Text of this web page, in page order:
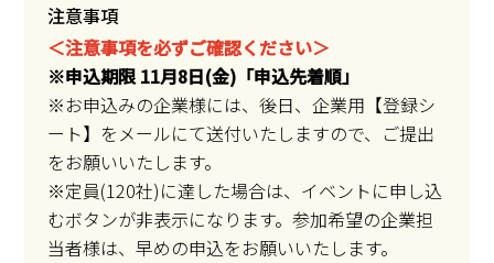
注意事項
＜注意事項を必ずご確認ください＞
※申込期限 11月8日(金)「申込先着順」
※お申込みの企業様には、後日、企業用【登録シ
ート】をメールにて送付いたしますので、ご提出
をお願いいたします。
※定員(120社)に達した場合は、イベントに申し込
むボタンが非表示になります。参加希望の企業担
当者様は、早めの申込をお願いいたします。